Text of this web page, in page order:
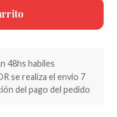
48hs habiles
se realiza el envio 7
del pago del pedido